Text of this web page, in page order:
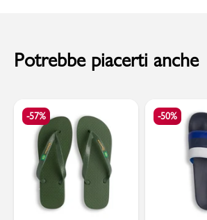
Potrebbe piacerti anche
-57% -50%